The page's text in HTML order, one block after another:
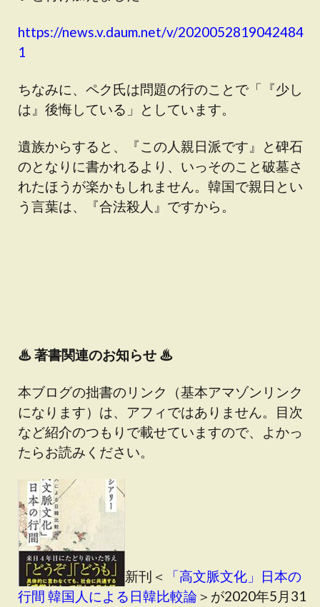
https://news.v.daum.net/v/2020052819042484
1
ちなみに、ペク氏は問題の行のことで「『少し
は』後悔している」としています。
遺族からすると、『この人親日派です』と碑石
のとなりに書かれるより、いっそのこと破墓さ
れたほうが楽かもしれません。韓国で親日とい
う言葉は、『合法殺人』ですから。
♨著書関連のお知らせ ♨
本ブログの拙書のリンク（基本アマゾンリンク
になります）は、アフィではありません。目次
など紹介のつもりで載せていますので、よかっ
たらお読みください。
新刊＜
「高文脈文化」日本の
行間 韓国人による日韓比較論 ＞が2020年5月31